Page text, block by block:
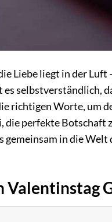
Liebe liegt in der Luft
selbstverständlich,
richtigen Worte, um
die perfekte Botschaft
gemeinsam in die
Valentinstag